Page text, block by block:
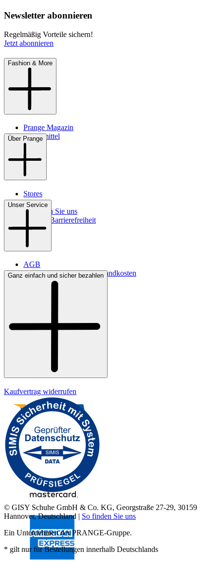
Newsletter abonnieren
Regelmäßig Vorteile sichern!
Jetzt abonnieren
Fashion & More
Prange Magazin
Pflegemittel
Über Prange
Stores
Kontakt
So finden Sie uns
Digitale Barrierefreiheit
Unser Service
AGB
Lieferbedingungen & Versandkosten
Bezahlung
Ganz einfach und sicher bezahlen
Kaufvertrag widerrufen
© GISY Schuhe GmbH & Co. KG, Georgstraße 27-29, 30159
Hannover, Deutschland | So finden Sie uns
Ein Unternehmen der PRANGE-Gruppe.
* gilt nur für Bestellungen innerhalb Deutschlands